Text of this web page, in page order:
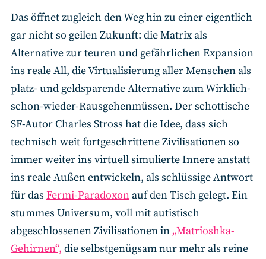
Das öffnet zugleich den Weg hin zu einer eigentlich
gar nicht so geilen Zukunft: die Matrix als
Alternative zur teuren und gefährlichen Expansion
ins reale All, die Virtualisierung aller Menschen als
platz- und geldsparende Alternative zum Wirklich-
schon-wieder-Rausgehenmüssen. Der schottische
SF-Autor Charles Stross hat die Idee, dass sich
technisch weit fortgeschrittene Zivilisationen so
immer weiter ins virtuell simulierte Innere anstatt
ins reale Außen entwickeln, als schlüssige Antwort
für das Fermi-Paradoxonauf den Tisch gelegt. Ein
stummes Universum, voll mit autistisch
abgeschlossenen Zivilisationen in „Matrioshka-
Gehirnen“, die selbstgenügsam nur mehr als reine